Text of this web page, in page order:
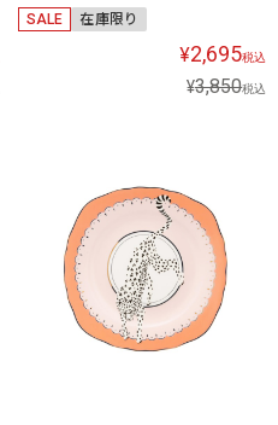
SALE 在庫限り
¥2,695税込
¥3,850税込